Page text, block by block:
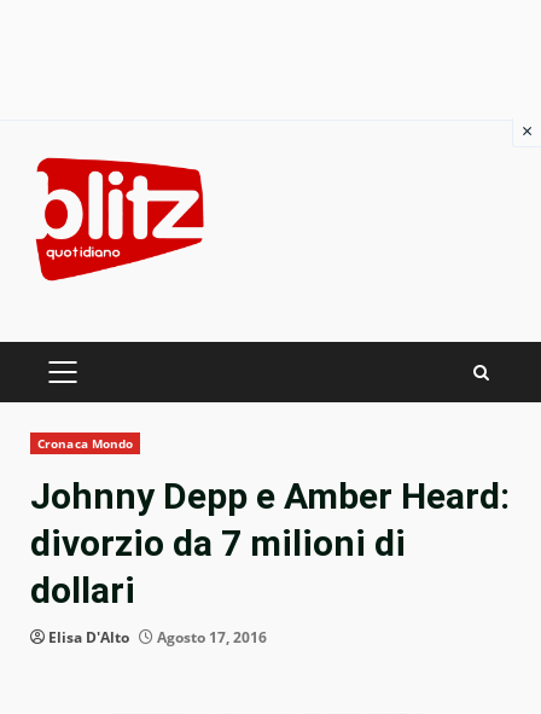
content
PRIMARY
Cronaca Mondo
Johnny Depp e Amber Heard:
divorzio da 7 milioni di
dollari
Elisa D'Alto Agosto 17, 2016
×